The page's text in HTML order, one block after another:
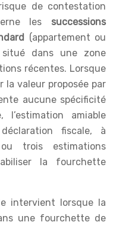
de contestation
les successions
(appartement ou
situé dans une zone
récentes. Lorsque
la valeur proposée par
aucune spécificité
l’estimation amiable
fiscale, à
trois estimations
la fourchette
intervient lorsque la
une fourchette de